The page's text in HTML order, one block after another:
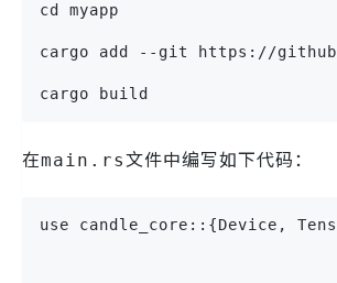
cd myapp
cargo add --git https://
cargo build
在main.rs文件中编写如下代码：
use candle_core::{Device,